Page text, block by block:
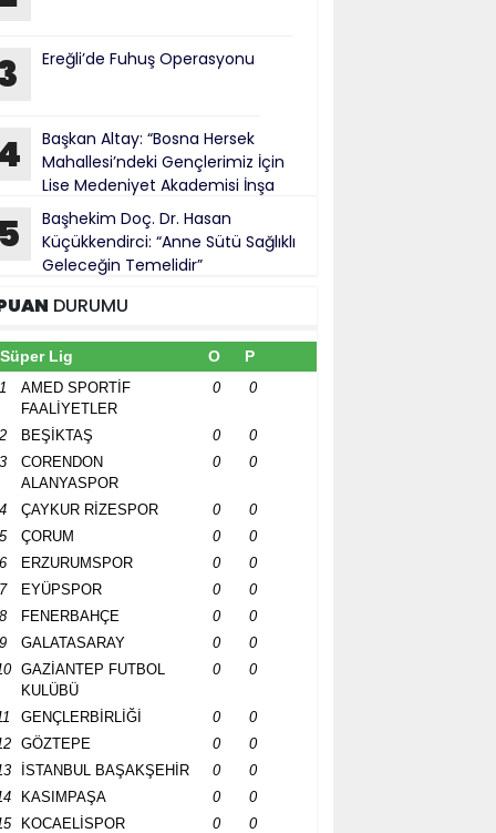
Ereğli’de Fuhuş Operasyonu
Başkan Altay: “Bosna Hersek
Mahallesi’ndeki Gençlerimiz İçin
Lise Medeniyet Akademisi İnşa
Başhekim Doç. Dr. Hasan
Küçükkendirci: “Anne Sütü Sağlıklı
Geleceğin Temelidir”
DURUMU
Süper Lig O P
1
AMED SPORTİF
FAALİYETLER
0 0
2 BEŞİKTAŞ 0
0
3
CORENDON
ALANYASPOR
0 0
4 ÇAYKUR RİZESPOR 0
0
5
ÇORUM 0
0
6
ERZURUMSPOR 0
0
7
EYÜPSPOR 0
0
8
FENERBAHÇE 0
0
9
GALATASARAY 0
0
GAZİANTEP FUTBOL
KULÜBÜ
0 0
GENÇLERBİRLİĞİ 0
0
GÖZTEPE 0
0
İSTANBUL BAŞAKŞEHİR 0
0
KASIMPAŞA 0
0
KOCAELİSPOR 0
0